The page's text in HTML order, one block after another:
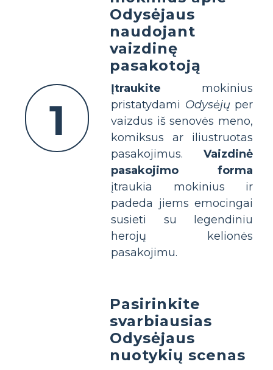
1
Odysėjaus
naudojant
vaizdinę
pasakotoją
Įtraukite mokinius
pristatydami Odysėjų per
vaizdus iš senovės meno,
komiksus ar iliustruotas
pasakojimus. Vaizdinė
pasakojimo forma
įtraukia mokinius ir
padeda jiems emocingai
susieti su legendiniu
herojų kelionės
pasakojimu.
Pasirinkite
svarbiausias
Odysėjaus
nuotykių scenas